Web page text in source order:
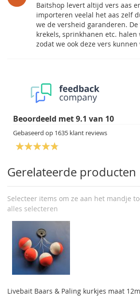
Baitshop levert altijd vers aas
importeren veelal het aas zelf
we de versheid garanderen.
krekels, sprinkhanen etc.
zodat we ook deze vers kunnen
Beoordeeld met9.1 van 10
Gebaseerd op 1635 klant reviews
Gerelateerde producten
Selecteer items om ze aan het mandje
alles selecteren
Livebait Baars & Paling kurkjes maat